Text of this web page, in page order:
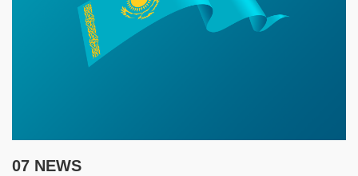
07 NEWS